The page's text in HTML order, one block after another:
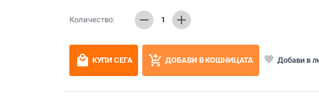
Количество: remove 1 add
local_mall КУПИ СЕГА add_shopping_cart ДОБАВИ В КОШНИЦАТА favorite Добави в